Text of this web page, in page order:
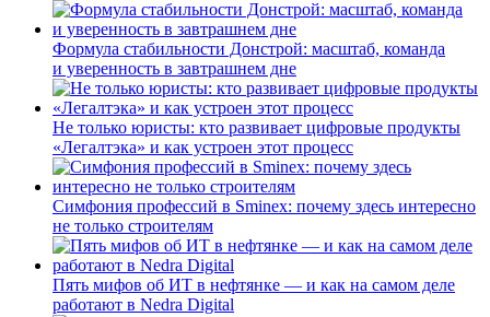
Формула стабильности Донстрой: масштаб, команда
и уверенность в завтрашнем дне
Не только юристы: кто развивает цифровые продукты
«Легалтэка» и как устроен этот процесс
Симфония профессий в Sminex: почему здесь интересно
не только строителям
Пять мифов об ИТ в нефтянке — и как на самом деле
работают в Nedra Digital